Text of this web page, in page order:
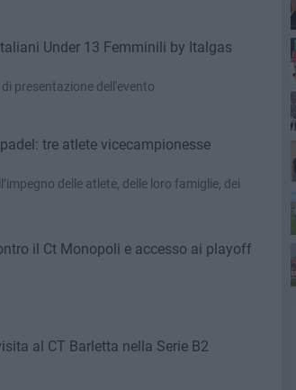
Under 13 Femminili by Italgas
presentazione dell'evento
tre atlete vicecampionesse
delle atlete, delle loro famiglie, dei
il Ct Monopoli e accesso ai playoff
al CT Barletta nella Serie B2